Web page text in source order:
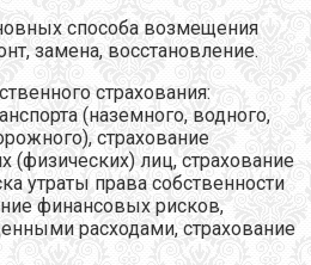
способа возмещения
замена, восстановление.
страхования:
(наземного, водного,
страхование
(физических) лиц, страхование
утраты права собственности
финансовых рисков,
расходами, страхование